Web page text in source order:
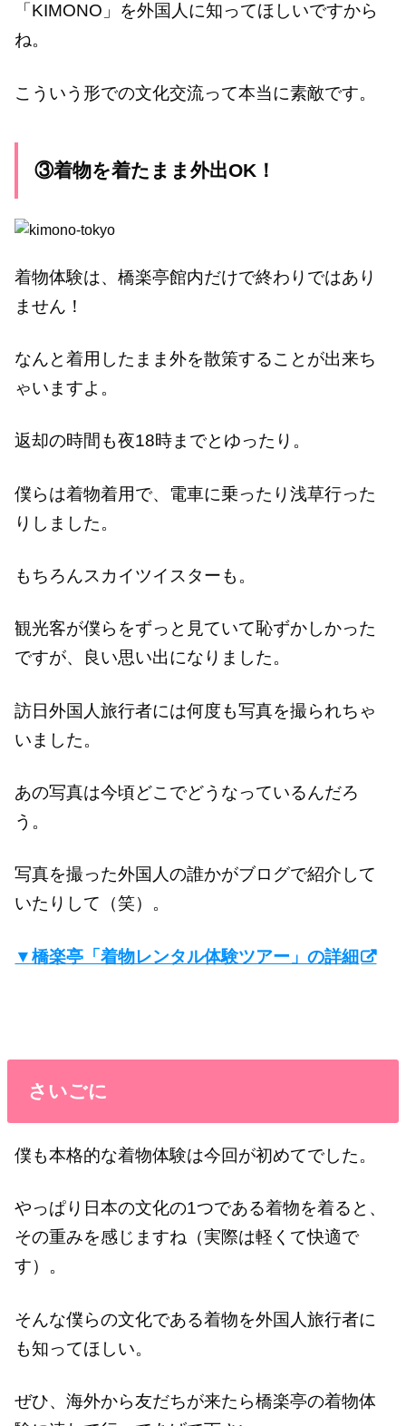
「KIMONO」を外国人に知ってほしいですから
ね。
こういう形での文化交流って本当に素敵です。
③着物を着たまま外出OK！
着物体験は、橋楽亭館内だけで終わりではあり
ません！
なんと着用したまま外を散策することが出来ち
ゃいますよ。
返却の時間も夜18時までとゆったり。
僕らは着物着用で、電車に乗ったり浅草行った
りしました。
もちろんスカイツイスターも。
観光客が僕らをずっと見ていて恥ずかしかった
ですが、良い思い出になりました。
訪日外国人旅行者には何度も写真を撮られちゃ
いました。
あの写真は今頃どこでどうなっているんだろ
う。
写真を撮った外国人の誰かがブログで紹介して
いたりして（笑）。
▼橋楽亭「着物レンタル体験ツアー」の詳細
さいごに
僕も本格的な着物体験は今回が初めてでした。
やっぱり日本の文化の1つである着物を着ると、
その重みを感じますね（実際は軽くて快適で
す）。
そんな僕らの文化である着物を外国人旅行者に
も知ってほしい。
ぜひ、海外から友だちが来たら橋楽亭の着物体